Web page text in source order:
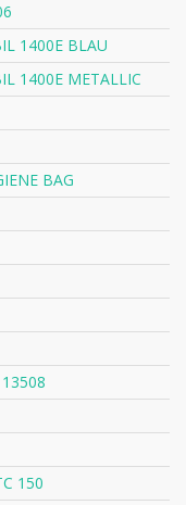
1400E BLAU
1400E METALLIC
BAG
150